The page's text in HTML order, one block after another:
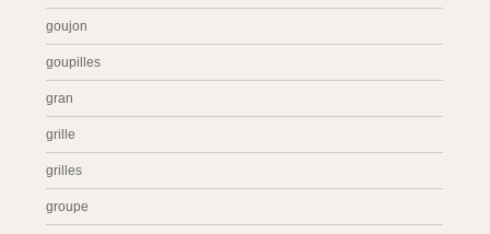
goujon
goupilles
gran
grille
grilles
groupe